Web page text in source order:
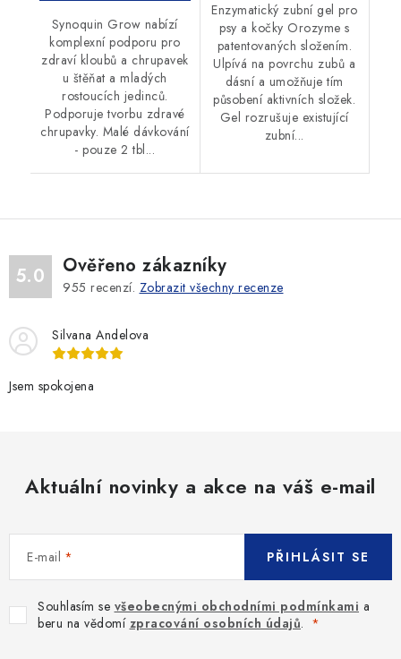
Synoquin Grow nabízí
komplexní podporu pro
zdraví kloubů a chrupavek
u štěňat a mladých
rostoucích jedinců.
Podporuje tvorbu zdravé
chrupavky. Malé dávkování
- pouze 2 tbl...
Enzymatický zubní gel pro
psy a kočky Orozyme s
patentovaných složením.
Ulpívá na povrchu zubů a
dásní a umožňuje tím
působení aktivních složek.
Gel rozrušuje existující
zubní...
5.0 Ověřeno zákazníky
955 recenzí. Zobrazit všechny recenze
Silvana Andelova
Jsem spokojena
Aktuální novinky a akce na váš e-mail
E-mail
Souhlasím se všeobecnými obchodními podmínkami a
beru na vědomí zpracování osobních údajů.
PŘIHLÁSIT SE